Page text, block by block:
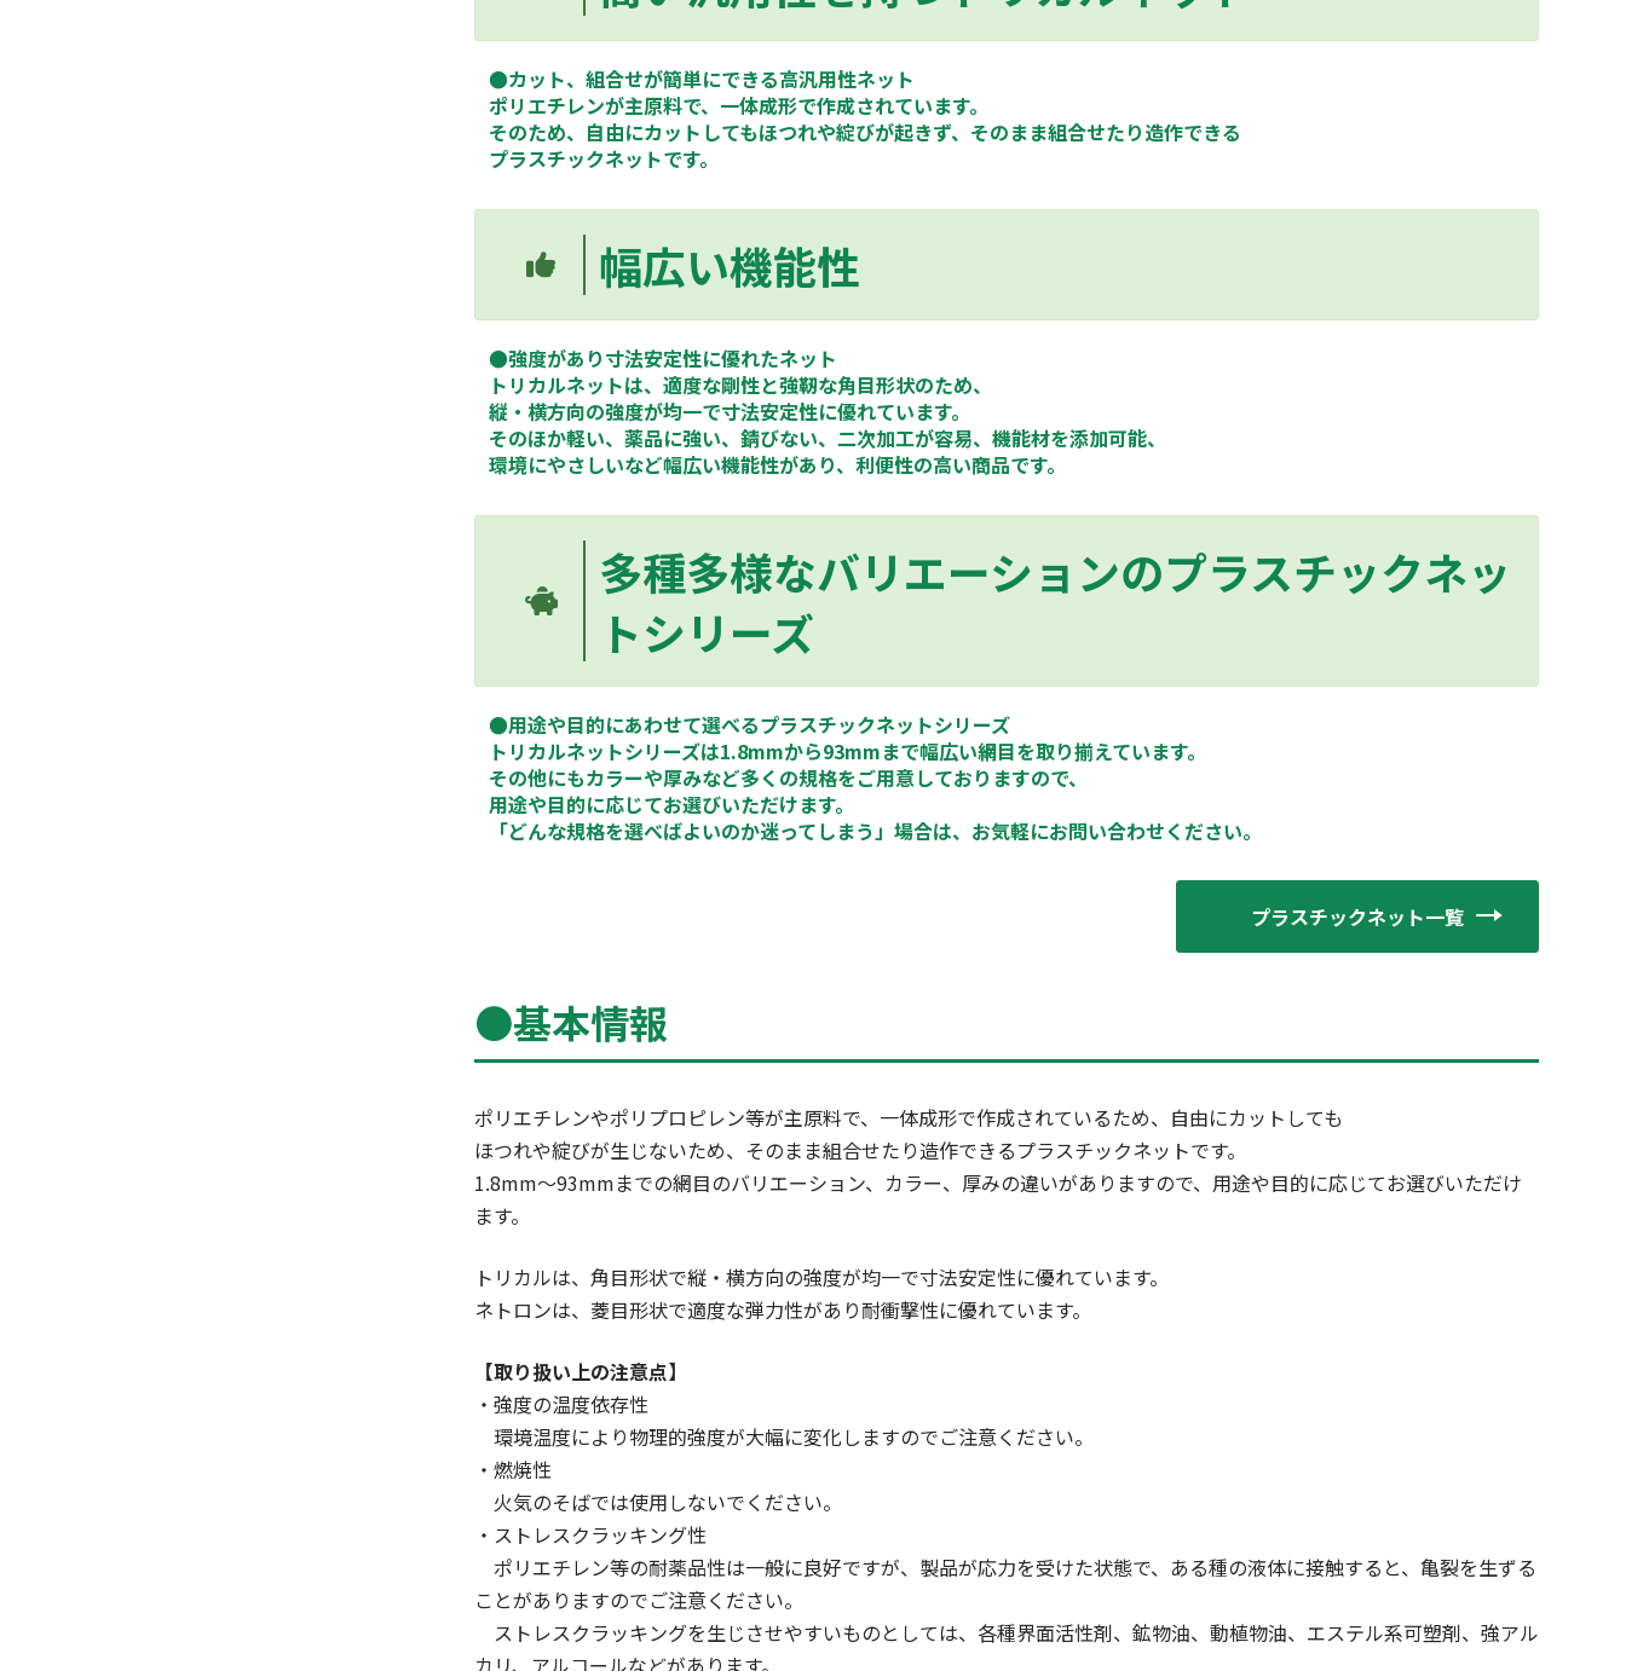
●カット、組合せが簡単にできる高汎用性ネット
ポリエチレンが主原料で、一体成形で作成されています。
そのため、自由にカットしてもほつれや綻びが起きず、そのまま組合せたり造作できる
プラスチックネットです。
幅広い機能性
●強度があり寸法安定性に優れたネット
トリカルネットは、適度な剛性と強靭な角目形状のため、
縦・横方向の強度が均一で寸法安定性に優れています。
そのほか軽い、薬品に強い、錆びない、二次加工が容易、機能材を添加可能、
環境にやさしいなど幅広い機能性があり、利便性の高い商品です。
多種多様なバリエーションのプラスチックネッ
トシリーズ
●用途や目的にあわせて選べるプラスチックネットシリーズ
トリカルネットシリーズは1.8mmから93mmまで幅広い網目を取り揃えています。
その他にもカラーや厚みなど多くの規格をご用意しておりますので、
用途や目的に応じてお選びいただけます。
「どんな規格を選べばよいのか迷ってしまう」場合は、お気軽にお問い合わせください。
プラスチックネット一覧
●基本情報
ポリエチレンやポリプロピレン等が主原料で、一体成形で作成されているため、自由にカットしても
ほつれや綻びが生じないため、そのまま組合せたり造作できるプラスチックネットです。
1.8mm～93mmまでの網目のバリエーション、カラー、厚みの違いがありますので、用途や目的に応じてお選びいただけ
ます。
トリカルは、角目形状で縦・横方向の強度が均一で寸法安定性に優れています。
ネトロンは、菱目形状で適度な弾力性があり耐衝撃性に優れています。
【取り扱い上の注意点】
・強度の温度依存性
環境温度により物理的強度が大幅に変化しますのでご注意ください。
・燃焼性
火気のそばでは使用しないでください。
・ストレスクラッキング性
ポリエチレン等の耐薬品性は一般に良好ですが、製品が応力を受けた状態で、ある種の液体に接触すると、亀裂を生ずる
ことがありますのでご注意ください。
ストレスクラッキングを生じさせやすいものとしては、各種界面活性剤、鉱物油、動植物油、エステル系可塑剤、強アル